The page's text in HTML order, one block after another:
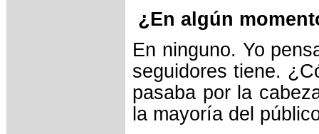
¿En algún
En ninguno. Yo
seguidores tiene.
pasaba por la
la mayoría del